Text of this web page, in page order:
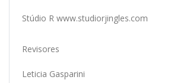
Stúdio R www.studiorjingles.com
Revisores
Leticia Gasparini